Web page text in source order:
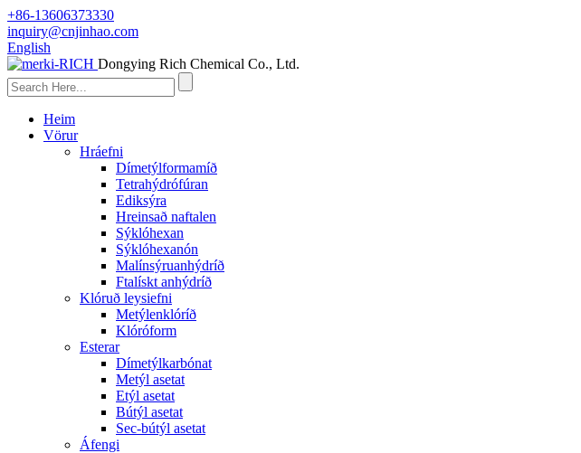
+86-13606373330
inquiry@cnjinhao.com
English
Dongying Rich Chemical Co., Ltd.
Heim
Vörur
Hráefni
Dímetýlformamíð
Tetrahýdrófúran
Ediksýra
Hreinsað naftalen
Sýklóhexan
Sýklóhexanón
Malínsýruanhýdríð
Ftalískt anhýdríð
Klóruð leysiefni
Metýlenklóríð
Klóróform
Esterar
Dímetýlkarbónat
Metýl asetat
Etýl asetat
Bútýl asetat
Sec-bútýl asetat
Áfengi